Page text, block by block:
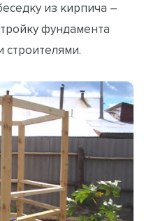
из кирпича –
фундамента
строителями.